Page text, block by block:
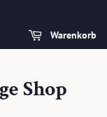
Warenkorb
Shop